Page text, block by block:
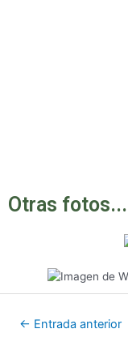
Otras fotos...
← Entrada anterior